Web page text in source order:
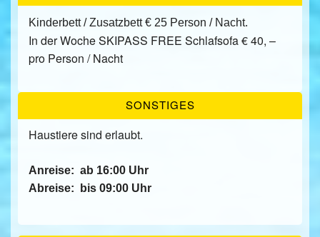
Kinderbett / Zusatzbett € 25 Person / Nacht.
In der Woche SKIPASS FREE Schlafsofa € 40, –
pro Person / Nacht
SONSTIGES
Haustiere sind erlaubt.
Anreise: ab 16:00 Uhr
Abreise:
bis 09:00 Uhr